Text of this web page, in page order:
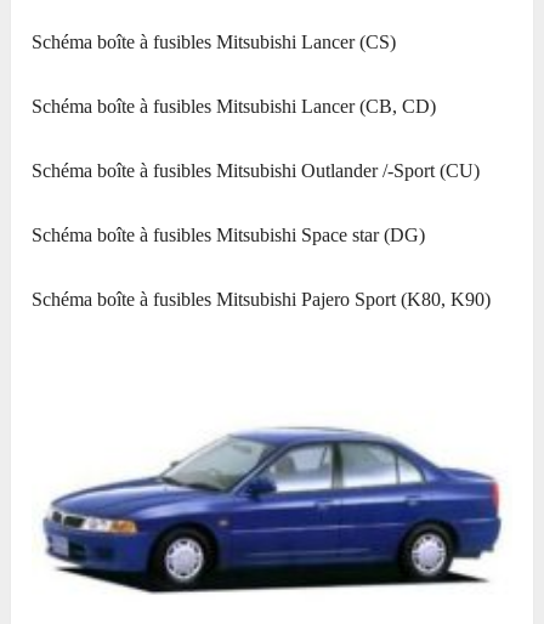
Schéma boîte à fusibles Mitsubishi Lancer (CS)
Schéma boîte à fusibles Mitsubishi Lancer (CB, CD)
Schéma boîte à fusibles Mitsubishi Outlander /-Sport (CU)
Schéma boîte à fusibles Mitsubishi Space star (DG)
Schéma boîte à fusibles Mitsubishi Pajero Sport (K80, K90)